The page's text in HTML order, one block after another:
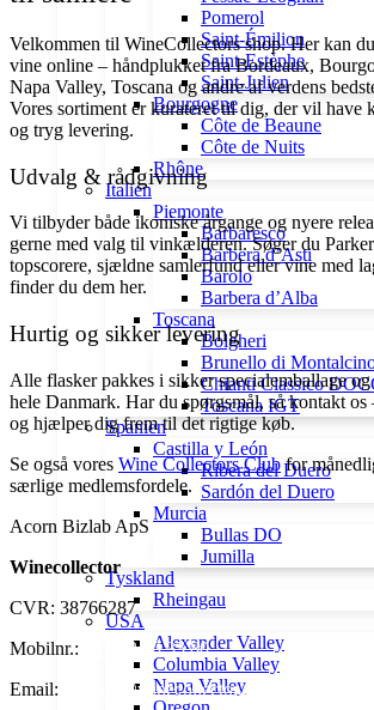
Pomerol
Saint-Émilion
Saint-Estèphe
Saint-Julien
Bourgogne
Côte de Beaune
Côte de Nuits
Rhône
Italien
Piemonte
Barbaresco
Barbera d’Asti
Barolo
Barbera d’Alba
Toscana
Bolgheri
Brunello di
Chianti Classico
Toscana IGT
Spanien
Castilla y León
Ribera del Duero
Sardón del Duero
Murcia
Bullas DO
Jumilla
Tyskland
Rheingau
USA
Alexander Valley
Columbia Valley
Napa Valley
Velkommen til WineCollectors shop. Her kan
vine online – håndplukket fra Bordeaux,
Napa Valley, Toscana og andre af verdens
Vores sortiment er kurateret til dig, der vil have
og tryg levering.
Udvalg & rådgivning
Vi tilbyder både ikoniske årgange og nyere
gerne med valg til vinkælderen. Søger du
topscorere, sjældne samlerfund eller vine med
finder du dem her.
Hurtig og sikker levering
Alle flasker pakkes i sikker specialemballage
hele Danmark. Har du spørgsmål, så kontakt
og hjælper dig frem til det rigtige køb.
Se også vores Wine Collectors Clubfor
særlige medlemsfordele.
Acorn Bizlab ApS
Winecollector
CVR: 38766287
Mobilnr.:
+45 42 60 35 80
Email:
kontakt@winecollector.dk